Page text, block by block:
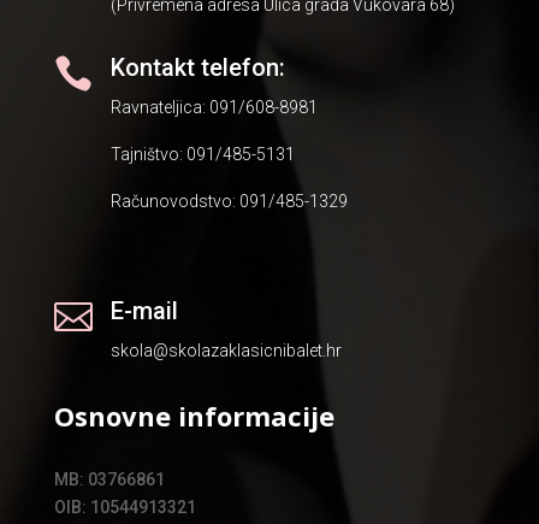
(Privremena adresa Ulica grada Vukovara 68)
 Kontakt telefon:
Ravnateljica: 091/608-8981
Tajništvo: 091/485-5131
Računovodstvo: 091/485-1329
 E-mail
skola@skolazaklasicnibalet.hr
Osnovne informacije
MB: 03766861
OIB: 10544913321